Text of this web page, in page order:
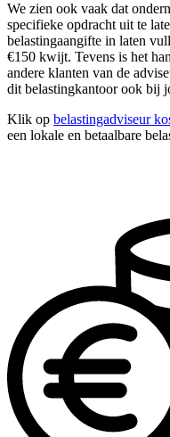
We zien ook vaak dat
specifieke opdracht uit te
belastingaangifte in laten
€150 kwijt. Tevens is het
andere klanten van de
dit belastingkantoor ook bij
Klik op belastingadviseur
een lokale en betaalbare